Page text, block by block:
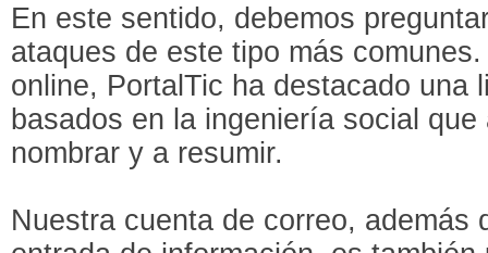
En este sentido, debemos
ataques de este tipo más
online, PortalTic ha destacado una
basados en la ingeniería social
nombrar y a resumir.
Nuestra cuenta de correo, además